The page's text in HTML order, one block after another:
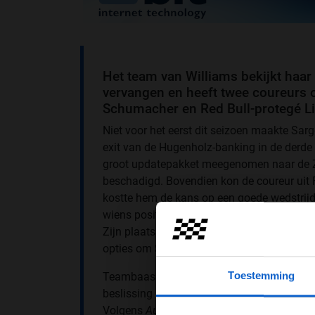
Toestemming
Het team van Williams bekijkt
vervangen en heeft twee coureurs
Schumacher en Red Bull-protegé
Niet voor het eerst dit seizoen maakte
exit van de Hugenholz-banking in de
groot updatepakket meegenomen naar
beschadigd. Bovendien kon de coureur
kostte hem de kans op een goede
wiens positie toch al wankelde. Volgend
Zijn plaats wordt ingenomen door Ferrari-
opties om Sargeant nu al te lozen.
Teambaas James Vowles vertelde aan het
beslissing moet nemen over Sargeant voor
Volgens Autosport